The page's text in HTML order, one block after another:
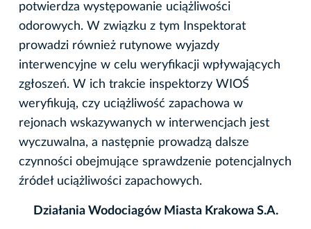
potwierdza występowanie uciążliwości
odorowych. W związku z tym Inspektorat
prowadzi również rutynowe wyjazdy
interwencyjne w celu weryfikacji wpływających
zgłoszeń. W ich trakcie inspektorzy WIOŚ
weryfikują, czy uciążliwość zapachowa w
rejonach wskazywanych w interwencjach jest
wyczuwalna, a następnie prowadzą dalsze
czynności obejmujące sprawdzenie potencjalnych
źródeł uciążliwości zapachowych.
Działania Wodociagów Miasta Krakowa S.A.